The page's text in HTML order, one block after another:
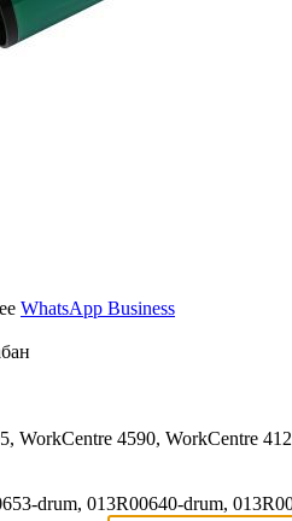
WhatsApp Business
WorkCentre 4590, WorkCentre
drum, 013R00640-drum,